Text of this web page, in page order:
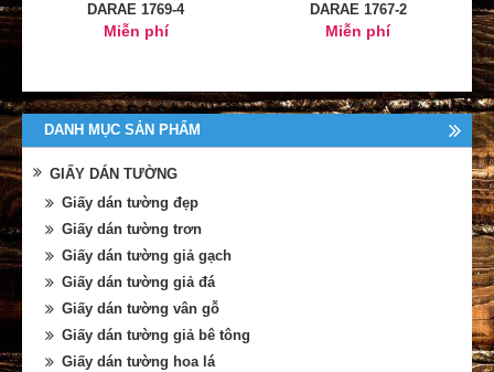
DARAE 1769-4
Miễn phí
DARAE 1767-2
Miễn phí
DANH MỤC SẢN PHẨM
GIẤY DÁN TƯỜNG
Giấy dán tường đẹp
Giấy dán tường trơn
Giấy dán tường giả gạch
Giấy dán tường giả đá
Giấy dán tường vân gỗ
Giấy dán tường giả bê tông
Giấy dán tường hoa lá